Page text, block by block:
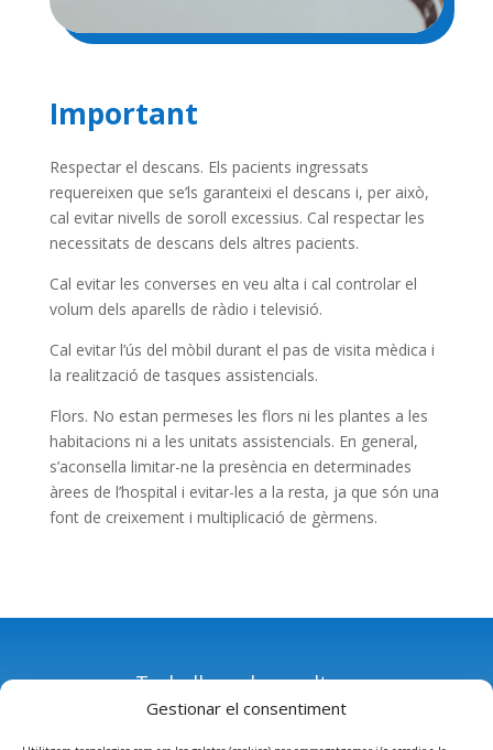
Gestionar el consentiment
Important
Respectar el descans. Els pacients ingressats
requereixen que se’ls garanteixi el descans i, per això,
cal evitar nivells de soroll excessius. Cal respectar les
necessitats de descans dels altres pacients.
Cal evitar les converses en veu alta i cal controlar el
volum dels aparells de ràdio i televisió.
Cal evitar l’ús del mòbil durant el pas de visita mèdica i
la realització de tasques assistencials.
Flors. No estan permeses les flors ni les plantes a les
habitacions ni a les unitats assistencials. En general,
s’aconsella limitar-ne la presència en determinades
àrees de l’hospital i evitar-les a la resta, ja que són una
font de creixement i multiplicació de gèrmens.
Treballa amb nosaltres